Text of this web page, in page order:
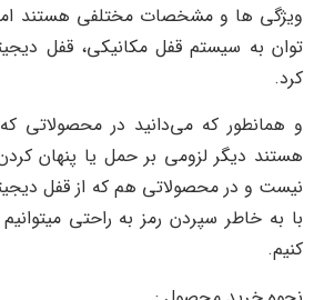
ویژگی ها و مشخصات مختلفی هستند اما
توان به سیستم قفل مکانیکی، قفل
کرد.
و همانطور که می‌دانید در محصولاتی
هستند دیگر لزومی بر حمل یا پنهان
نیست و در محصولاتی هم که از قفل
با به خاطر سپردن رمز به راحتی
کنیم.